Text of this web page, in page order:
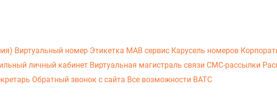
Виртуальный номер Этикетка МАВ сервис Карусель номеров
личный кабинет Виртуальная магистраль связи СМС-рассылки
Обратный звонок с сайта Все возможности ВАТС